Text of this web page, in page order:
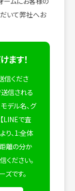
いて弊社へお
ます！
信くださ
信される
デル名、グ
LINEで査
り、1:全体
離の分か
ださい。
です。